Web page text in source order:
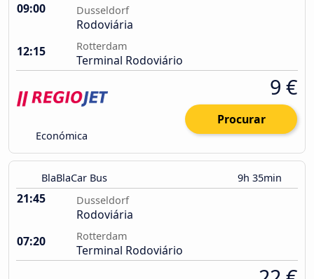
09:00 Dusseldorf
Rodoviária
12:15
Rotterdam
Terminal Rodoviário
Económica
9 €
Procurar
BlaBlaCar Bus 9h 35min
21:45 Dusseldorf
Rodoviária
07:20
Rotterdam
Terminal Rodoviário